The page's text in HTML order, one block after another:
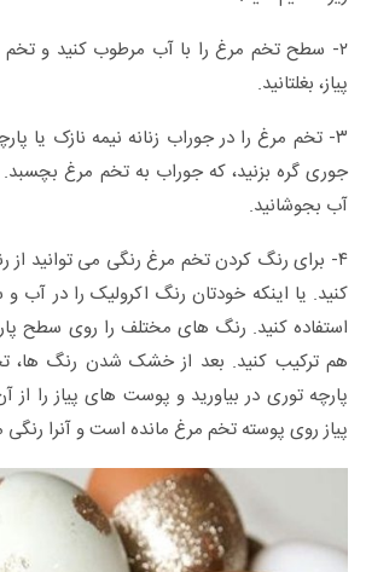
۲- سطح تخم مرغ را با آب مرطوب کنید و تخم
پیاز، بغلتانید.
۳- تخم مرغ را در جوراب زنانه نیمه نازک یا
جوری گره بزنید، که جوراب به تخم مرغ
آب بجوشانید.
۴- برای رنگ کردن تخم مرغ رنگی می توانید از
کنید. یا اینکه خودتان رنگ اکرولیک را در آب
استفاده کنید. رنگ های مختلف را روی سطح
هم ترکیب کنید. بعد از خشک شدن رنگ ها،
پارچه توری در بیاورید و پوست های پیاز را از
پیاز روی پوسته تخم مرغ مانده است و آنرا